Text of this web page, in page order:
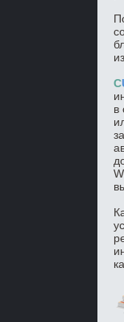
C
в